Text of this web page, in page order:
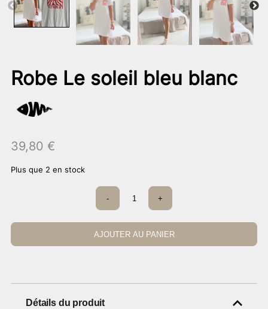
Robe Le soleil bleu blanc
39,80 €
Plus que 2 en stock
quantité
Robe
Le
soleil
- +
AJOUTER AU PANIER
Détails du produit